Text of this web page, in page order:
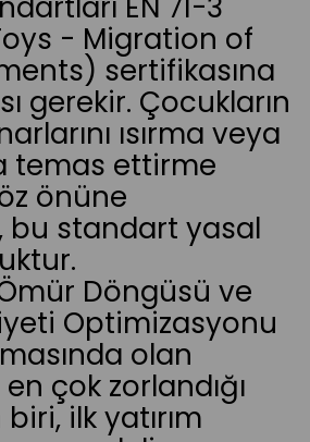
- Migration of
sertifikasına
gerekir. Çocukların
ısırma veya
temas ettirme
önüne
bu standart yasal
Döngüsü ve
Optimizasyonu
olan
çok zorlandığı
ilk yatırım